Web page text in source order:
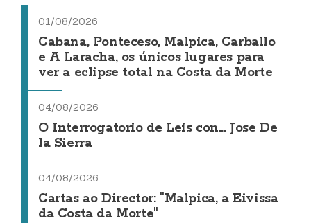
01/08/2026
Cabana, Ponteceso, Malpica, Carballo
e A Laracha, os únicos lugares para
ver a eclipse total na Costa da Morte
04/08/2026
O Interrogatorio de Leis con... Jose De
la Sierra
04/08/2026
Cartas ao Director: "Malpica, a Eivissa
da Costa da Morte"